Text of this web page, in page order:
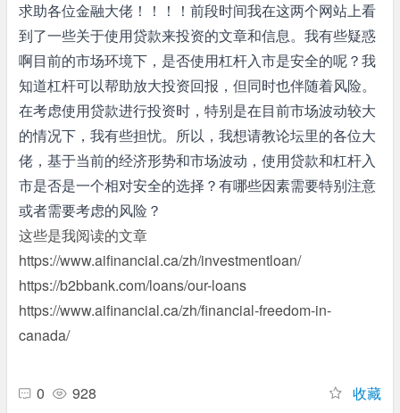
求助各位金融大佬！！！！前段时间我在这两个网站上看
到了一些关于使用贷款来投资的文章和信息。我有些疑惑
啊目前的市场环境下，是否使用杠杆入市是安全的呢？我
知道杠杆可以帮助放大投资回报，但同时也伴随着风险。
在考虑使用贷款进行投资时，特别是在目前市场波动较大
的情况下，我有些担忧。所以，我想请教论坛里的各位大
佬，基于当前的经济形势和市场波动，使用贷款和杠杆入
市是否是一个相对安全的选择？有哪些因素需要特别注意
或者需要考虑的风险？
这些是我阅读的文章
https://www.aifinancial.ca/zh/investmentloan/
https://b2bbank.com/loans/our-loans
https://www.aifinancial.ca/zh/financial-freedom-in-
canada/
0 928 收藏